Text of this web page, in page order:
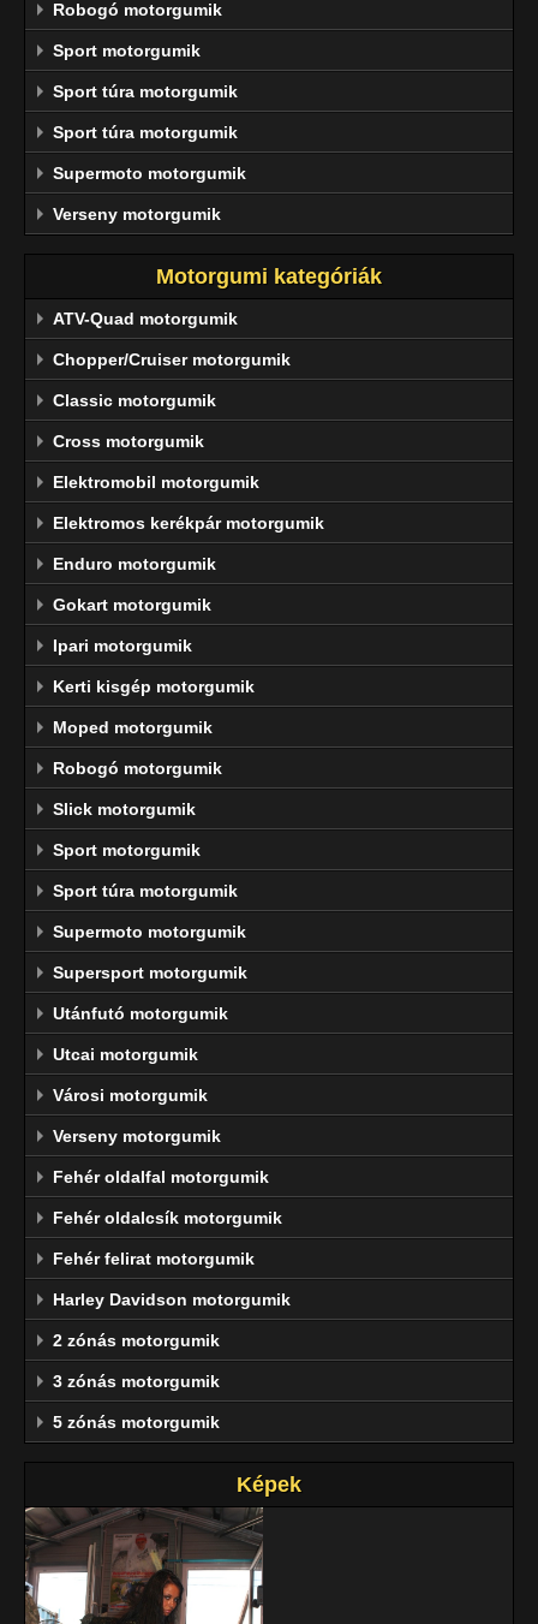
Robogó motorgumik
Sport motorgumik
Sport túra motorgumik
Sport túra motorgumik
Supermoto motorgumik
Verseny motorgumik
Motorgumi kategóriák
ATV-Quad motorgumik
Chopper/Cruiser motorgumik
Classic motorgumik
Cross motorgumik
Elektromobil motorgumik
Elektromos kerékpár motorgumik
Enduro motorgumik
Gokart motorgumik
Ipari motorgumik
Kerti kisgép motorgumik
Moped motorgumik
Robogó motorgumik
Slick motorgumik
Sport motorgumik
Sport túra motorgumik
Supermoto motorgumik
Supersport motorgumik
Utánfutó motorgumik
Utcai motorgumik
Városi motorgumik
Verseny motorgumik
Fehér oldalfal motorgumik
Fehér oldalcsík motorgumik
Fehér felirat motorgumik
Harley Davidson motorgumik
2 zónás motorgumik
3 zónás motorgumik
5 zónás motorgumik
Képek